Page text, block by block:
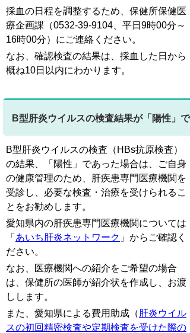
採血の日程を調整するため、保健所保健医
療企画課（0532-39-9104、平日9時00分～
16時00分）にご連絡ください。
なお、確認検査の結果は、採血した日から
概ね10日以内にわかります。
B型肝炎ウイルスの検査結果が「陽性」で
B型肝炎ウイルスの検査（HBs抗原検査）
の結果、「陽性」であった場合は、ご自身
の健康管理のため、肝疾患専門医療機関を
受診し、必要な検査・治療を受けられるこ
とをお勧めします。
愛知県内の肝疾患専門医療機関については
「 あいち肝炎ネットワーク 」からご確認く
ださい。
なお、医療機関への紹介をご希望の場合
は、保健所の医師が紹介状を作成し、お渡
しします。
また、愛知県による費用助成（ 肝炎ウイル
スの初回精密検査や定期検査を受けた際の